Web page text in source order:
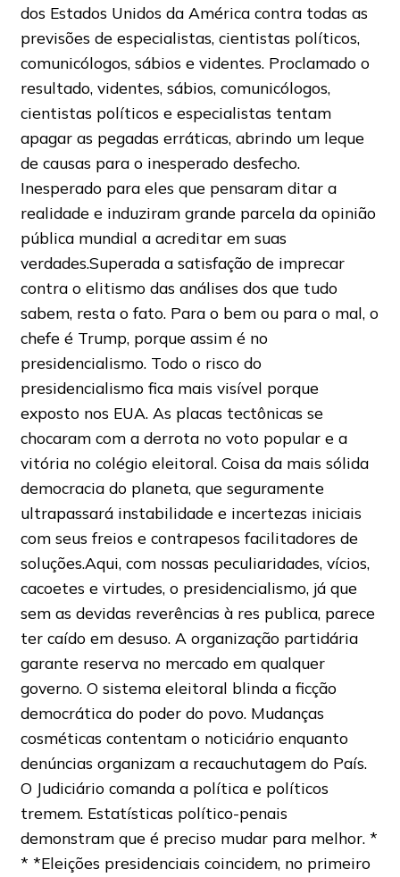
dos Estados Unidos da América contra todas as
previsões de especialistas, cientistas políticos,
comunicólogos, sábios e videntes. Proclamado o
resultado, videntes, sábios, comunicólogos,
cientistas políticos e especialistas tentam
apagar as pegadas erráticas, abrindo um leque
de causas para o inesperado desfecho.
Inesperado para eles que pensaram ditar a
realidade e induziram grande parcela da opinião
pública mundial a acreditar em suas
verdades.Superada a satisfação de imprecar
contra o elitismo das análises dos que tudo
sabem, resta o fato. Para o bem ou para o mal, o
chefe é Trump, porque assim é no
presidencialismo. Todo o risco do
presidencialismo fica mais visível porque
exposto nos EUA. As placas tectônicas se
chocaram com a derrota no voto popular e a
vitória no colégio eleitoral. Coisa da mais sólida
democracia do planeta, que seguramente
ultrapassará instabilidade e incertezas iniciais
com seus freios e contrapesos facilitadores de
soluções.Aqui, com nossas peculiaridades, vícios,
cacoetes e virtudes, o presidencialismo, já que
sem as devidas reverências à res publica, parece
ter caído em desuso. A organização partidária
garante reserva no mercado em qualquer
governo. O sistema eleitoral blinda a ficção
democrática do poder do povo. Mudanças
cosméticas contentam o noticiário enquanto
denúncias organizam a recauchutagem do País.
O Judiciário comanda a política e políticos
tremem. Estatísticas político-penais
demonstram que é preciso mudar para melhor. *
* *Eleições presidenciais coincidem, no primeiro